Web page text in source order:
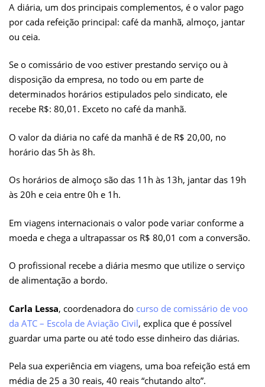
A diária, um dos principais complementos, é o valor pago
por cada refeição principal: café da manhã, almoço, jantar
ou ceia.
Se o comissário de voo estiver prestando serviço ou à
disposição da empresa, no todo ou em parte de
determinados horários estipulados pelo sindicato, ele
recebe R$: 80,01. Exceto no café da manhã.
O valor da diária no café da manhã é de R$ 20,00, no
horário das 5h às 8h.
Os horários de almoço são das 11h às 13h, jantar das 19h
às 20h e ceia entre 0h e 1h.
Em viagens internacionais o valor pode variar conforme a
moeda e chega a ultrapassar os R$ 80,01 com a conversão.
O profissional recebe a diária mesmo que utilize o serviço
de alimentação a bordo.
Carla Lessa, coordenadora do curso de comissário de voo
da ATC – Escola de Aviação Civil, explica que é possível
guardar uma parte ou até todo esse dinheiro das diárias.
Pela sua experiência em viagens, uma boa refeição está em
média de 25 a 30 reais, 40 reais “chutando alto”.